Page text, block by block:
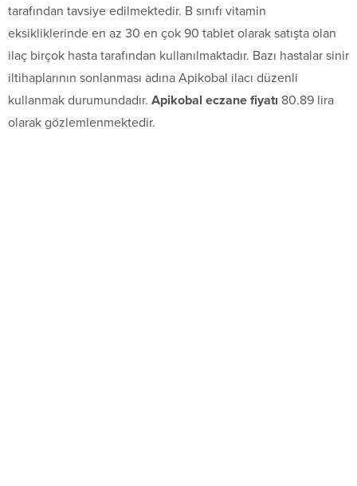
tarafından tavsiye edilmektedir. B sınıfı vitamin
eksikliklerinde en az 30 en çok 90 tablet olarak satışta olan
ilaç birçok hasta tarafından kullanılmaktadır. Bazı hastalar sinir
iltihaplarının sonlanması adına Apikobal ilacı düzenli
kullanmak durumundadır. Apikobal eczane fiyatı 80.89 lira
olarak gözlemlenmektedir.